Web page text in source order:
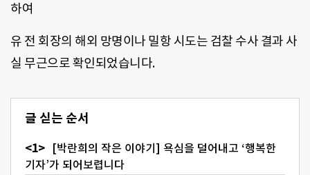
하여
유 전 회장의 해외 망명이나 밀항 시도는 검찰 수사 결과 사
실 무근으로 확인되었습니다.
글 싣는 순서
[박란희의 작은 이야기] 욕심을 덜어내고 ‘행복한
기자’가 되어보렵니다